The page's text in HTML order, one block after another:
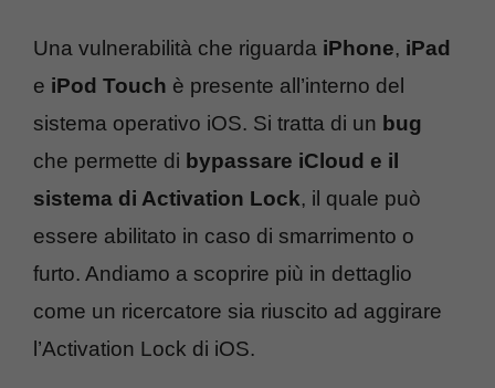
Una vulnerabilità che riguarda iPhone, iPad
e iPod Touch è presente all’interno del
sistema operativo iOS. Si tratta di un bug
che permette di bypassare iCloud e il
sistema di Activation Lock, il quale può
essere abilitato in caso di smarrimento o
furto. Andiamo a scoprire più in dettaglio
come un ricercatore sia riuscito ad aggirare
l’Activation Lock di iOS.